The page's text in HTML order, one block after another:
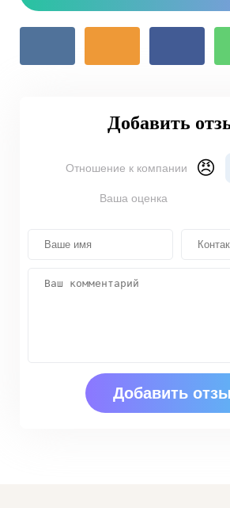
Добавить
Отношение к компании 😠
Ваша оценка